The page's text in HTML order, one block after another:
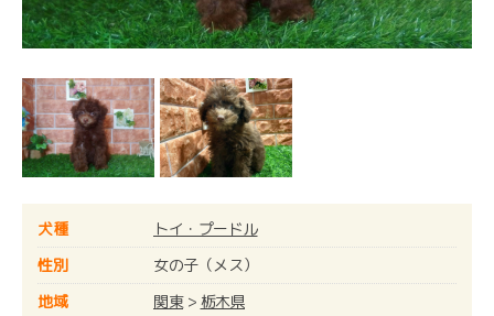
犬種
トイ・プードル
性別
女の子（メス）
地域
関東> 栃木県